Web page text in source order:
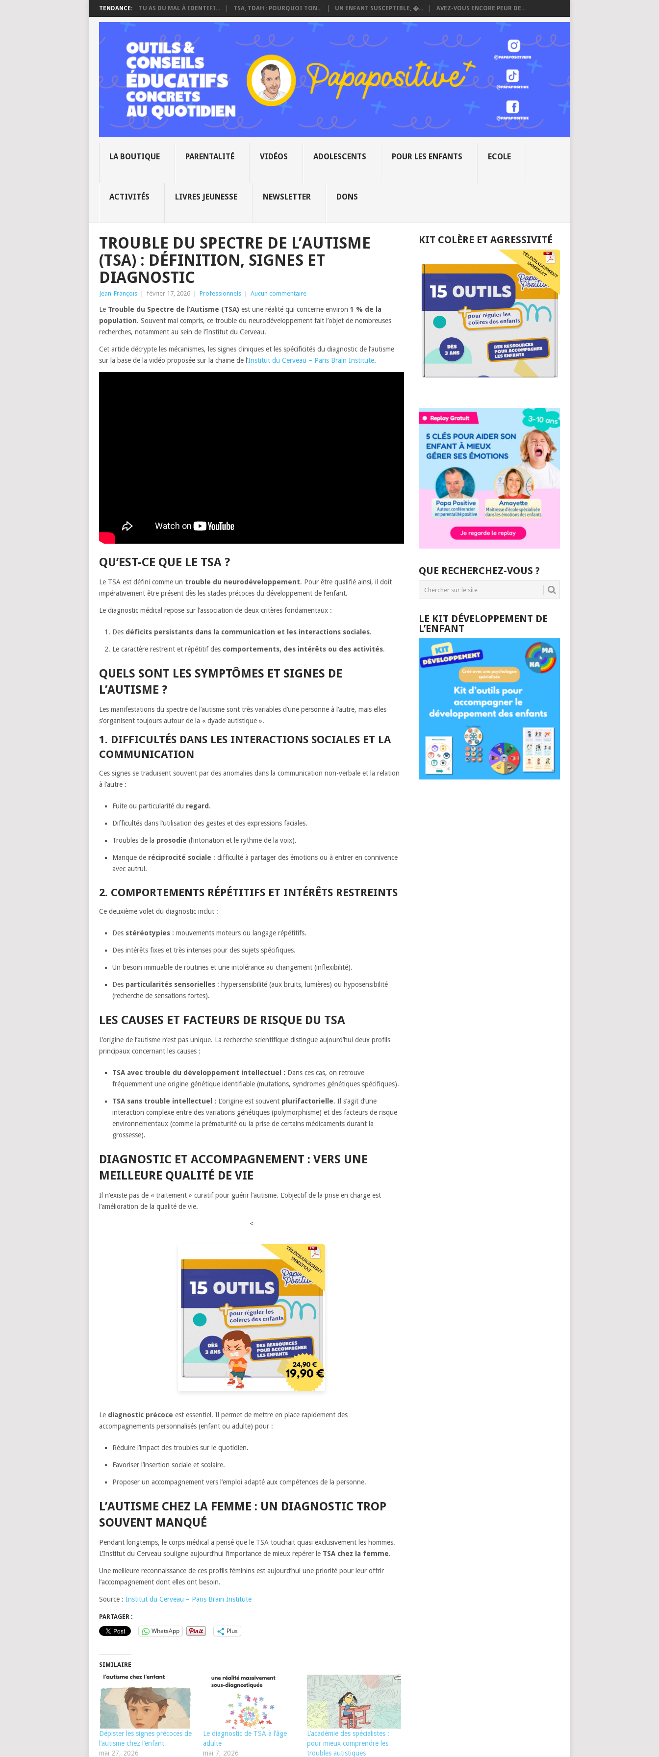
TENDANCE: TU AS DU MAL À IDENTIFI... TSA, TDAH : POURQUOI TON... UN ENFANT SUSCEPTIBLE, �... AVEZ-VOUS ENCORE PEUR DE...
LA BOUTIQUE PARENTALITÉ VIDÉOS ADOLESCENTS POUR LES ENFANTS ECOLE
ACTIVITÉS LIVRES JEUNESSE NEWSLETTER DONS
TROUBLE DU SPECTRE DE L’AUTISME
(TSA) : DÉFINITION, SIGNES ET
DIAGNOSTIC
Jean-François février 17, 2026 Professionnels Aucun commentaire
Le Trouble du Spectre de l’Autisme (TSA) est une réalité qui concerne environ 1 % de la
population. Souvent mal compris, ce trouble du neurodéveloppement fait l’objet de nombreuses
recherches, notamment au sein de l’Institut du Cerveau.
Cet article décrypte les mécanismes, les signes cliniques et les spécificités du diagnostic de l’autisme
sur la base de la vidéo proposée sur la chaine de l’Institut du Cerveau – Paris Brain Institute.
QU’EST-CE QUE LE TSA ?
Le TSA est défini comme un trouble du neurodéveloppement. Pour être qualifié ainsi, il doit
impérativement être présent dès les stades précoces du développement de l’enfant.
Le diagnostic médical repose sur l’association de deux critères fondamentaux :
Des déficits persistants dans la communication et les interactions sociales.
Le caractère restreint et répétitif des comportements, des intérêts ou des activités.
QUELS SONT LES SYMPTÔMES ET SIGNES DE
L’AUTISME ?
Les manifestations du spectre de l’autisme sont très variables d’une personne à l’autre, mais elles
s’organisent toujours autour de la « dyade autistique ».
1. DIFFICULTÉS DANS LES INTERACTIONS SOCIALES ET LA
COMMUNICATION
Ces signes se traduisent souvent par des anomalies dans la communication non-verbale et la relation
à l’autre :
Fuite ou particularité du regard .
Difficultés dans l’utilisation des gestes et des expressions faciales.
Troubles de la prosodie (l’intonation et le rythme de la voix).
Manque de réciprocité sociale : difficulté à partager des émotions ou à entrer en connivence
avec autrui.
2. COMPORTEMENTS RÉPÉTITIFS ET INTÉRÊTS RESTREINTS
Ce deuxième volet du diagnostic inclut :
Des stéréotypies: mouvements moteurs ou langage répétitifs.
Des intérêts fixes et très intenses pour des sujets spécifiques.
Un besoin immuable de routines et une intolérance au changement (inflexibilité).
Des particularités sensorielles: hypersensibilité (aux bruits, lumières) ou hyposensibilité
(recherche de sensations fortes).
LES CAUSES ET FACTEURS DE RISQUE DU TSA
L’origine de l’autisme n’est pas unique. La recherche scientifique distingue aujourd’hui deux profils
principaux concernant les causes :
TSA avec trouble du développement intellectuel : Dans ces cas, on retrouve
fréquemment une origine génétique identifiable (mutations, syndromes génétiques spécifiques).
TSA sans trouble intellectuel : L’origine est souvent plurifactorielle. Il s’agit d’une
interaction complexe entre des variations génétiques (polymorphisme) et des facteurs de risque
environnementaux (comme la prématurité ou la prise de certains médicaments durant la
grossesse).
DIAGNOSTIC ET ACCOMPAGNEMENT : VERS UNE
MEILLEURE QUALITÉ DE VIE
Il n’existe pas de « traitement » curatif pour guérir l’autisme. L’objectif de la prise en charge est
l’amélioration de la qualité de vie.
<
Le diagnostic précoce est essentiel. Il permet de mettre en place rapidement des
accompagnements personnalisés (enfant ou adulte) pour :
Réduire l’impact des troubles sur le quotidien.
Favoriser l’insertion sociale et scolaire.
Proposer un accompagnement vers l’emploi adapté aux compétences de la personne.
L’AUTISME CHEZ LA FEMME : UN DIAGNOSTIC TROP
SOUVENT MANQUÉ
Pendant longtemps, le corps médical a pensé que le TSA touchait quasi exclusivement les hommes.
L’Institut du Cerveau souligne aujourd’hui l’importance de mieux repérer le TSA chez la femme.
Une meilleure reconnaissance de ces profils féminins est aujourd’hui une priorité pour leur offrir
l’accompagnement dont elles ont besoin.
Source : Institut du Cerveau – Paris Brain Institute
PARTAGER :
WhatsApp Plus
SIMILAIRE
Dépister les signes précoces de
l’autisme chez l’enfant
mai 27, 2026
Le diagnostic de TSA à l’âge
adulte
mai 7, 2026
L’académie des spécialistes :
pour mieux comprendre les
troubles autistiques
KIT COLÈRE ET AGRESSIVITÉ
QUE RECHERCHEZ-VOUS ?
LE KIT DÉVELOPPEMENT DE
L’ENFANT